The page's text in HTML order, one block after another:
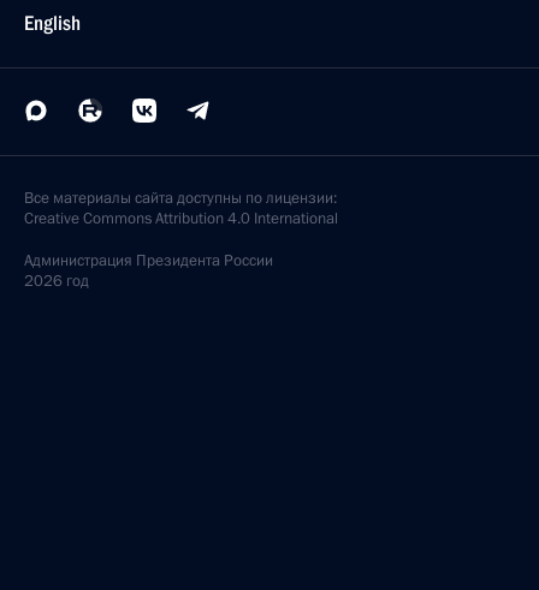
English
Все материалы сайта доступны по лицензии:
Creative Commons Attribution 4.0 International
Администрация Президента России
2026 год